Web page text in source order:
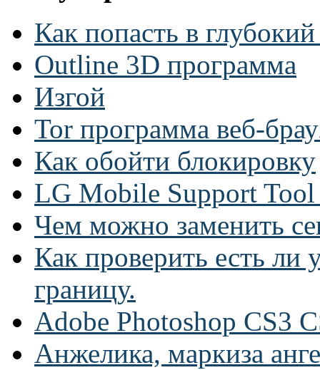
Как попасть в
Outline 3D программа
Изгой
Tor программа веб-
Как обойти блокировку
LG Mobile Support
Чем можно заменить
Как проверить есть ли
границу.
Adobe Photoshop CS3
Анжелика, маркиза